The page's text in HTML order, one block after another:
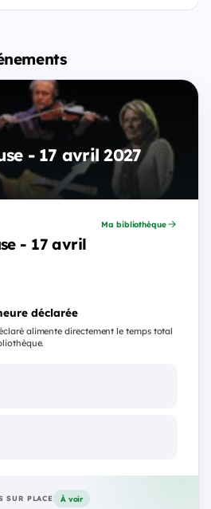
- 17 avril 2027
- 17 avril
Ma bibliothèque
déclarée
alimente directement le temps total
SUR PLACE À voir